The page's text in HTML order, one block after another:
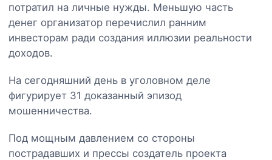
потратил на личные нужды. Меньшую часть
денег организатор перечислил ранним
инвесторам ради создания иллюзии реальности
доходов.
На сегодняшний день в уголовном деле
фигурирует 31 доказанный эпизод
мошенничества.
Под мощным давлением со стороны
пострадавших и прессы создатель проекта